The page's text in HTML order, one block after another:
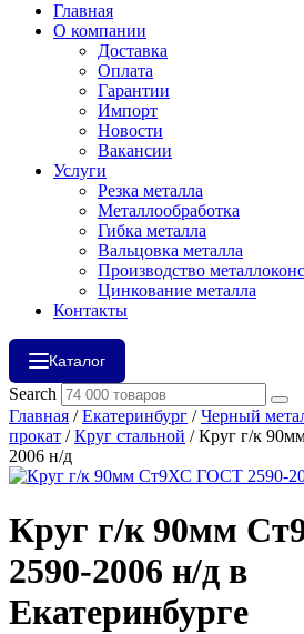
Главная
О компании
Доставка
Оплата
Гарантии
Импорт
Новости
Вакансии
Услуги
Резка металла
Металлообработка
Гибка металла
Вальцовка металла
Производство
Цинкование металла
Контакты
Каталог
Search
Главная /Екатеринбург /Черный
прокат /Круг стальной / Круг г/к
2006 н/д
Круг г/к 90мм
2590-2006 н/д в
Екатеринбурге